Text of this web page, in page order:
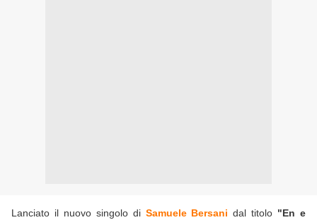
Lanciato il nuovo singolo di Samuele Bersani dal titolo "En e